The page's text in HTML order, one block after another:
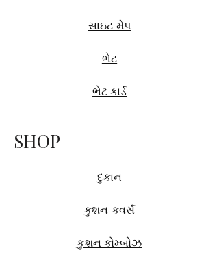
સાઇટ મેપ
ભેટ
ભેટ કાર્ડ
SHOP
દુકાન
કુશન કવર્સ
કુશન કોમ્બોઝ